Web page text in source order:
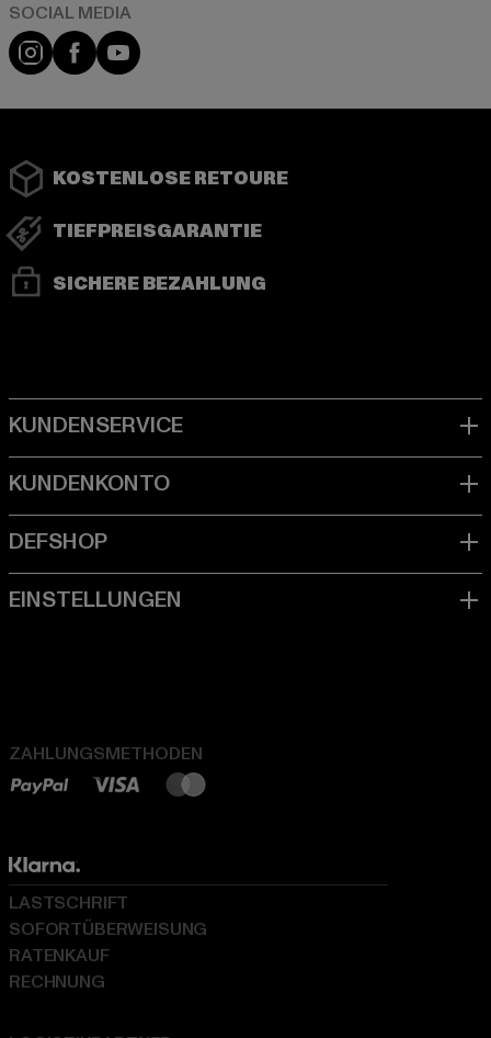
Instagram
FacebookYouTube
KOSTENLOSE RETOURE
TIEFPREISGARANTIE
SICHERE BEZAHLUNG
ZAHLUNGSMETHODEN
LASTSCHRIFT
SOFORTÜBERWEISUNG
RATENKAUF
RECHNUNG